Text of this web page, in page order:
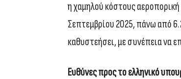
η χαμηλού κόστους
Σεπτεμβρίου 2025, πάνω από
καθυστεήσει, με συνέπεια να
Ευθύνες προς το ελληνικό